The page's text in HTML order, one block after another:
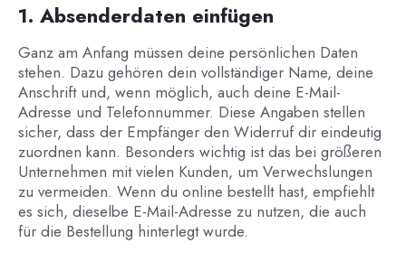
1. Absenderdaten einfügen
Ganz am Anfang müssen deine persönlichen Daten
stehen. Dazu gehören dein vollständiger Name, deine
Anschrift und, wenn möglich, auch deine E-Mail-
Adresse und Telefonnummer. Diese Angaben stellen
sicher, dass der Empfänger den Widerruf dir eindeutig
zuordnen kann. Besonders wichtig ist das bei größeren
Unternehmen mit vielen Kunden, um Verwechslungen
zu vermeiden. Wenn du online bestellt hast, empfiehlt
es sich, dieselbe E-Mail-Adresse zu nutzen, die auch
für die Bestellung hinterlegt wurde.